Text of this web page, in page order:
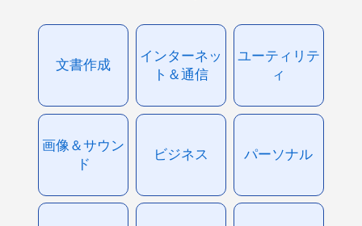
文書作成
インターネッ
ト＆通信
ユーティリテ
ィ
画像＆サウン
ド
ビジネス パーソナル